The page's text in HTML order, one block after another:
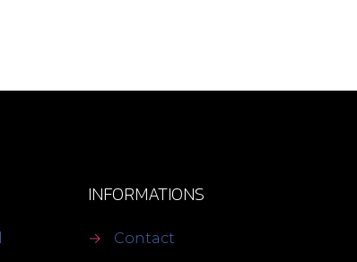
INFORMATIONS
→
Contact